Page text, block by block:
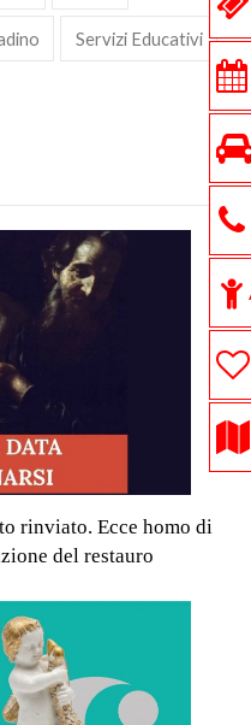
Servizi Educativi
rinviato. Ecce homo di
del restauro